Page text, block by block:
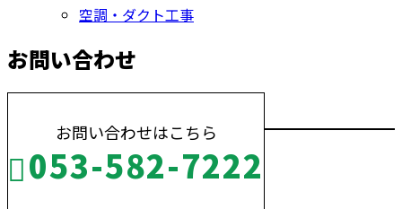
空調・ダクト工事
お問い合わせ
お問い合わせはこちら
053-582-7222